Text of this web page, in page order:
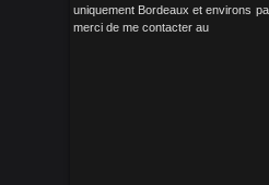
uniquement Bordeaux et environs
merci de me contacter au